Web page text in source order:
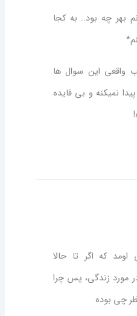
بهر چه بود.. به کجا
واقعی این سوال ها
نمیکنه و بی فایده
که اگر تا حالا
مورد زندگی، پس چرا
چی بوده